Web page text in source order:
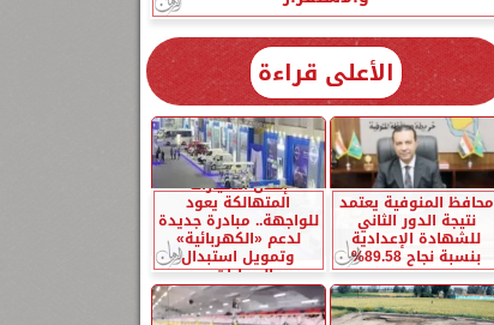
الأعلى قراءة
محافظ المنوفية يعتمد
نتيجة الدور الثاني
للشهادة الإعدادية
بنسبة نجاح 89.58%
إحلال السيارات
المتهالكة يعود
للواجهة.. مبادرة جديدة
لدعم «الكهربائية»
وتمويل استبدال
السيارات...